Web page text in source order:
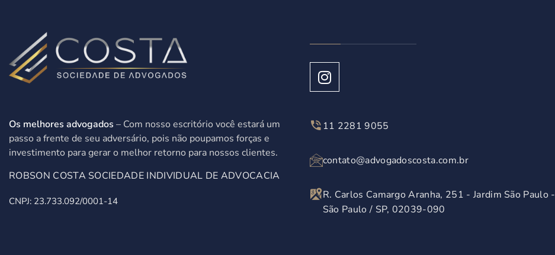
Os melhores advogados – Com nosso escritório você estará um
passo a frente de seu adversário, pois não poupamos forças e
investimento para gerar o melhor retorno para nossos clientes.
ROBSON COSTA SOCIEDADE INDIVIDUAL DE ADVOCACIA
CNPJ: 23.733.092/0001-14
11 2281 9055
contato@advogadoscosta.com.br
R. Carlos Camargo Aranha, 251 - Jardim São Paulo -
São Paulo / SP, 02039-090